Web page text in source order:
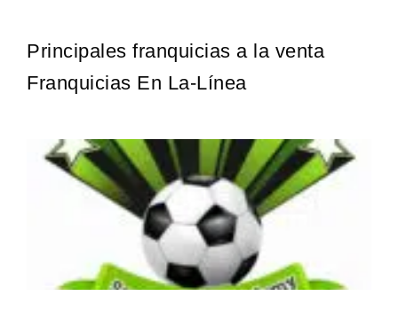
Principales franquicias a la venta
Franquicias En La-Línea